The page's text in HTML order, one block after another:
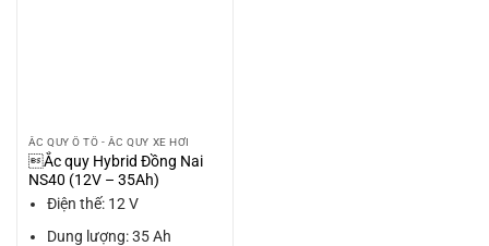
ẮC QUY Ô TÔ - ẮC QUY XE HƠI
Ắc quy Hybrid Đồng Nai
NS40 (12V – 35Ah)
Điện thế: 12 V
Dung lượng: 35 Ah